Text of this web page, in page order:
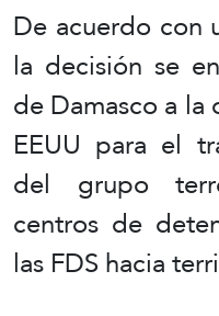
De acuerdo con
la decisión se
de Damasco a
EEUU para el
del grupo
centros de
las FDS hacia